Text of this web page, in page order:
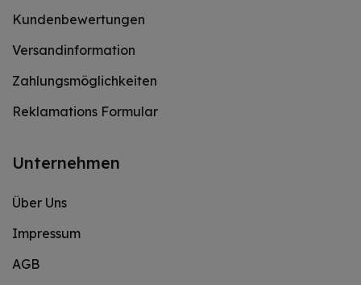
Kundenbewertungen
Versandinformation
Zahlungsmöglichkeiten
Reklamations Formular
Unternehmen
Über Uns
Impressum
AGB